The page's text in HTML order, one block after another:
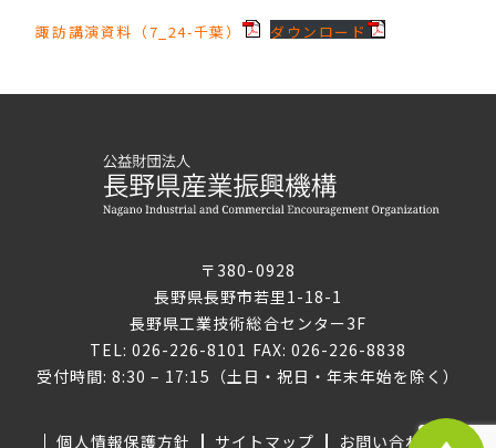
諏訪講演資料（7_24-千葉） ダウンロード
〒380-0928
長野県長野市若里1-18-1
長野県工業技術総合センター3F
TEL: 026-226-8101 FAX: 026-226-8838
受付時間: 8:30 – 17:15（土日・祝日・年末年始を除く）
個人情報保護方針 サイトマップ お問い合わせ